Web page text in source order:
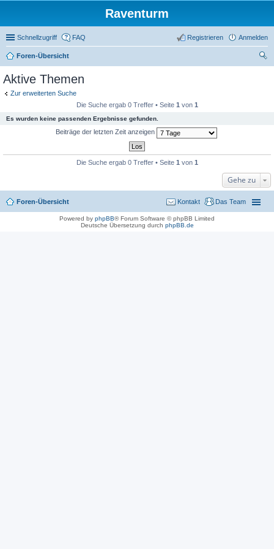
Raventurm
Schnellzugriff FAQ Anmelden
Registrieren
Foren-Übersicht
Aktive Themen
Zur erweiterten Suche
Die Suche ergab 0 Treffer • Seite 1 von 1
Es wurden keine passenden Ergebnisse gefunden.
Beiträge der letzten Zeit anzeigen
Die Suche ergab 0 Treffer • Seite 1 von 1
Gehe zu
Foren-Übersicht Das Team
Kontakt
Powered by phpBB® Forum Software © phpBB Limited
Deutsche Übersetzung durch phpBB.de